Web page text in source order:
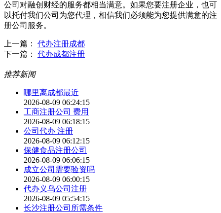
公司对融创财经的服务都相当满意。如果您要注册企业，也可
以托付我们公司为您代理，相信我们必须能为您提供满意的注
册公司服务。
上一篇： 代办注册成都
下一篇： 代办成都注册
推荐新闻
哪里离成都最近
2026-08-09 06:24:15
工商注册公司 费用
2026-08-09 06:18:15
公司代办 注册
2026-08-09 06:12:15
保健食品注册公司
2026-08-09 06:06:15
成立公司需要验资吗
2026-08-09 06:00:15
代办义乌公司注册
2026-08-09 05:54:15
长沙注册公司所需条件